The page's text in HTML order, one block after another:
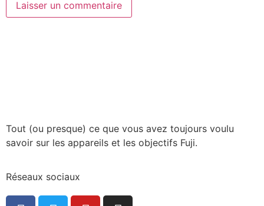
Tout (ou presque) ce que vous avez toujours voulu
savoir sur les appareils et les objectifs Fuji.
Réseaux sociaux